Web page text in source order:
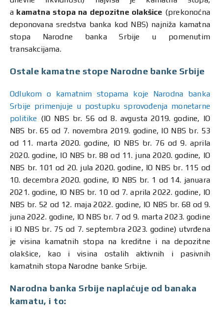
a kamatna stopa na depozitne olakšice (prekonoćna
deponovana sredstva banka kod NBS) najniža kamatna
stopa Narodne banka Srbije u pomenutim
transakcijama.
Ostale kamatne stope Narodne banke Srbije
Odlukom o kamatnim stopama koje Narodna banka
Srbije primenjuje u postupku sprovođenja monetarne
politike (IO NBS br. 56 od 8. avgusta 2019. godine, IO
NBS br. 65 od 7. novembra 2019. godine, IO NBS br. 53
od 11. marta 2020. godine, IO NBS br. 76 od 9. aprila
2020. godine, IO NBS br. 88 od 11. juna 2020. godine, IO
NBS br. 101 od 20. jula 2020. godine, IO NBS br. 115 od
10. decembra 2020. godine, IO NBS br. 1 od 14. januara
2021. godine, IO NBS br. 10 od 7. aprila 2022. godine, IO
NBS br. 52 od 12. maja 2022. godine, IO NBS br. 68 od 9.
juna 2022. godine, IO NBS br. 7 od 9. marta 2023. godine
i IO NBS br. 75 od 7. septembra 2023. godine) utvrđena
je visina kamatnih stopa na kreditne i na depozitne
olakšice, kao i visina ostalih aktivnih i pasivnih
kamatnih stopa Narodne banke Srbije.
Narodna banka Srbije naplaćuje od banaka
kamatu, i to: